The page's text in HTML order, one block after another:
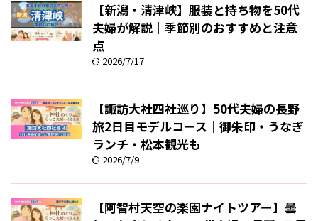
【新潟・清津峡】服装と持ち物を50代
夫婦が解説｜季節別のおすすめと注意
点
2026/7/17
【諏訪大社四社巡り】50代夫婦の長野
旅2日目モデルコース｜御朱印・うなぎ
ランチ・松本観光も
2026/7/9
【阿智村天空の楽園ナイトツアー】曇